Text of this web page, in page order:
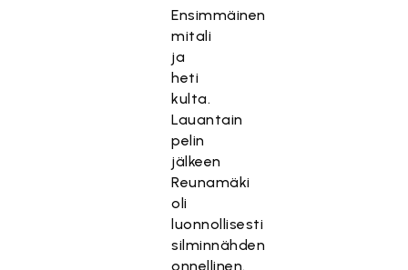
Ensimmäinen
mitali
ja
heti
kulta.
Lauantain
pelin
jälkeen
Reunamäki
oli
luonnollisesti
silminnähden
onnellinen.